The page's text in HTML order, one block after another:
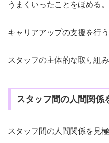
うまくいったことをほめる。
キャリアアップの支援を行う
スタッフの主体的な取り組み
スタッフ間の人間関係
スタッフ間の人間関係を見極